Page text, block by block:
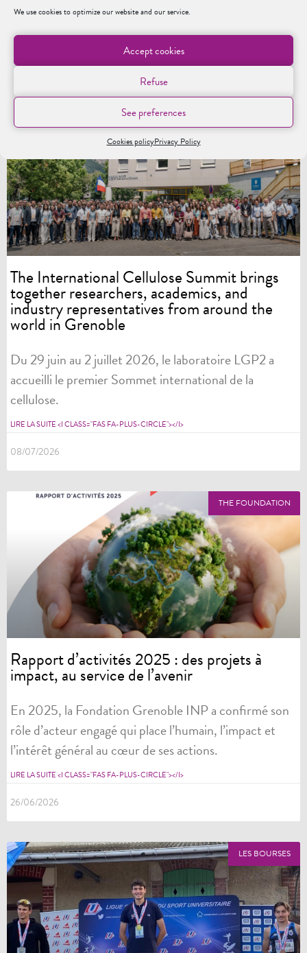
We use cookies to optimize our website and our service.
Accept cookies
Refuse
See preferences
Cookies policyPrivacy Policy
The International Cellulose Summit brings
together researchers, academics, and
industry representatives from around the
world in Grenoble
Du 29 juin au 2 juillet 2026, le laboratoire LGP2 a
accueilli le premier Sommet international de la
cellulose.
LIRE LA SUITE <I CLASS="FAS FA-PLUS-CIRCLE"></I>
08/07/2026
THE FOUNDATION
Rapport d’activités 2025 : des projets à
impact, au service de l’avenir
En 2025, la Fondation Grenoble INP a confirmé son
rôle d’acteur engagé qui place l’humain, l’impact et
l’intérêt général au cœur de ses actions.
LIRE LA SUITE <I CLASS="FAS FA-PLUS-CIRCLE"></I>
26/06/2026
LES BOURSES